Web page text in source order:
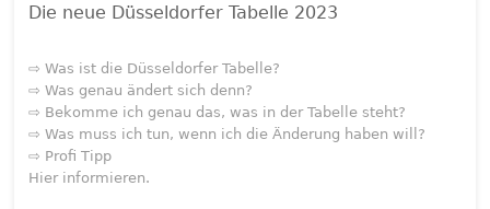
Die neue Düsseldorfer Tabelle 2023
⇨ Was ist die Düsseldorfer Tabelle?
⇨ Was genau ändert sich denn?
⇨ Bekomme ich genau das, was in der Tabelle steht?
⇨ Was muss ich tun, wenn ich die Änderung haben will?
⇨ Profi Tipp
Hier informieren.